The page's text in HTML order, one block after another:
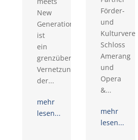
New
Generation
ist
ein
grenzüberschreitendes
Vernetzungsprojekt
der...
mehr
lesen...
Förder-
und
Kulturverein
Schloss
Amerang
und
Opera
&...
mehr
lesen...